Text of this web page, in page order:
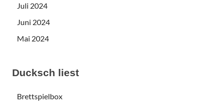
Juli 2024
Juni 2024
Mai 2024
Ducksch liest
Brettspielbox